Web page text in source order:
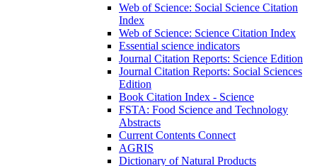
Web of Science: Social Science Citation
Index
Web of Science: Science Citation Index
Essential science indicators
Journal Citation Reports: Science Edition
Journal Citation Reports: Social Sciences
Edition
Book Citation Index - Science
FSTA: Food Science and Technology
Abstracts
Current Contents Connect
AGRIS
Dictionary of Natural Products